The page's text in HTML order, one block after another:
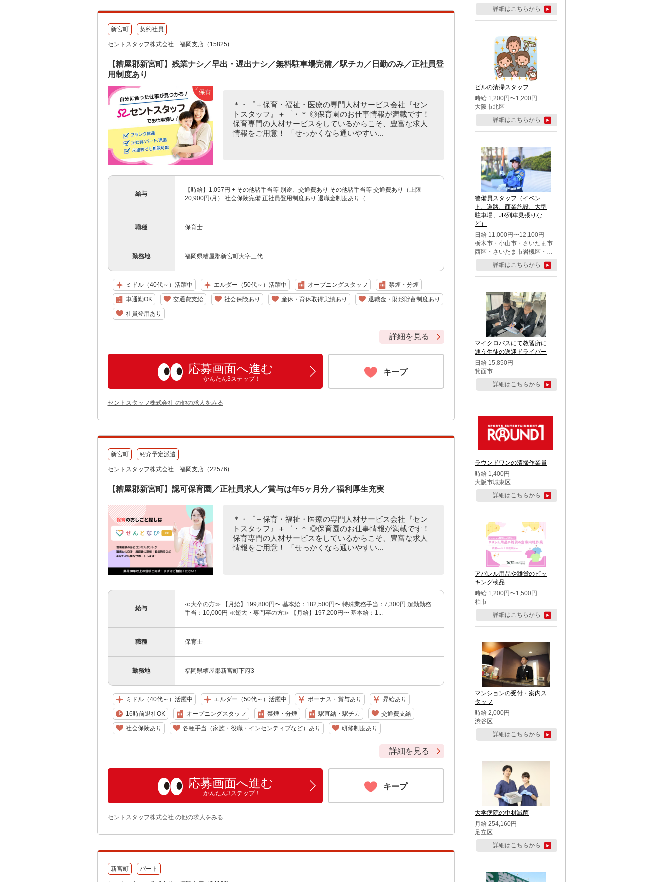
新宮町 契約社員
セントスタッフ株式会社 福岡支店（15825)
【糟屋郡新宮町】残業ナシ／早出・遅出ナシ／無料駐車場完備／駅チカ／日勤のみ／正社員登
用制度あり
＊・゜＋保育・福祉・医療の専門人材サービス会社『セン
トスタッフ』＋゜・＊ ◎保育園のお仕事情報が満載です！
保育専門の人材サービスをしているからこそ、豊富な求人
情報をご用意！ 「せっかくなら通いやすい...
給与
【時給】1,057円 + その他諸手当等 別途、交通費あり その他諸手当等 交通費あり（上限
20,900円/月） 社会保険完備 正社員登用制度あり 退職金制度あり（...
職種 保育士
勤務地 福岡県糟屋郡新宮町大字三代
ミドル（40代～）活躍中 エルダー（50代～）活躍中 オープニングスタッフ 禁煙・分煙
車通勤OK 交通費支給 社会保険あり 産休・育休取得実績あり 退職金・財形貯蓄制度あり
社員登用あり
詳細を見る
応募画面へ進む
かんたん3ステップ！
キープ
セントスタッフ株式会社 の他の求人をみる
新宮町 紹介予定派遣
セントスタッフ株式会社 福岡支店（22576)
【糟屋郡新宮町】認可保育園／正社員求人／賞与は年5ヶ月分／福利厚生充実
＊・゜＋保育・福祉・医療の専門人材サービス会社『セン
トスタッフ』＋゜・＊ ◎保育園のお仕事情報が満載です！
保育専門の人材サービスをしているからこそ、豊富な求人
情報をご用意！ 「せっかくなら通いやすい...
給与
≪大卒の方≫ 【月給】199,800円〜 基本給：182,500円〜 特殊業務手当：7,300円 超勤勤務
手当：10,000円 ≪短大・専門卒の方≫ 【月給】197,200円〜 基本給：1...
職種 保育士
勤務地 福岡県糟屋郡新宮町下府3
ミドル（40代～）活躍中 エルダー（50代～）活躍中 ボーナス・賞与あり 昇給あり
16時前退社OK オープニングスタッフ 禁煙・分煙 駅直結・駅チカ 交通費支給
社会保険あり 各種手当（家族・役職・インセンティブなど）あり 研修制度あり
詳細を見る
応募画面へ進む
かんたん3ステップ！
キープ
セントスタッフ株式会社 の他の求人をみる
新宮町 パート
林市・藤岡市・大泉町・さい
たま市北区・川越市・熊谷
市・行田市・秩父市・所沢
市・鶴ケ島市・千葉市中央
区・市川市・松戸市・習志野
市・柏市・流山市・八千代
市・足立区・江戸川区・八王
子市・町田市
詳細はこちらから
ビルの清掃スタッフ
時給 1,200円〜1,200円
大阪市北区
詳細はこちらから
警備員スタッフ（イベン
ト、道路、商業施設、大型
駐車場、JR列車見張りな
ど）
日給 11,000円〜12,100円
栃木市・小山市・さいたま市
西区・さいたま市岩槻区・久
喜市・蓮田市
詳細はこちらから
マイクロバスにて教習所に
通う生徒の送迎ドライバー
日給 15,850円
箕面市
詳細はこちらから
ラウンドワンの清掃作業員
時給 1,400円
大阪市城東区
詳細はこちらから
アパレル用品や雑貨のピッ
キング検品
時給 1,200円〜1,500円
柏市
詳細はこちらから
マンションの受付・案内ス
タッフ
時給 2,000円
渋谷区
詳細はこちらから
大学病院の中材滅菌
月給 254,160円
足立区
詳細はこちらから